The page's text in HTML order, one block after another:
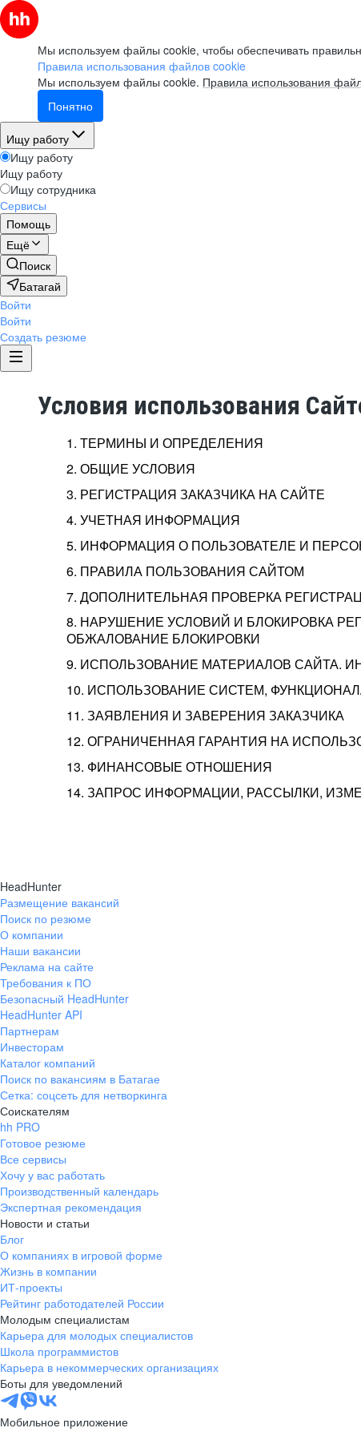
Мы используем файлы cookie, чтобы обеспечивать
Правила использования файлов cookie
Мы используем файлы cookie. Правила использования
Понятно
Ищу работу
Ищу работу
Ищу работу
Ищу сотрудника
Сервисы
Помощь
Ещё
Поиск
Батагай
Войти
Войти
Создать резюме
Условия использования
1. ТЕРМИНЫ И ОПРЕДЕЛЕНИЯ
2. ОБЩИЕ УСЛОВИЯ
3. РЕГИСТРАЦИЯ ЗАКАЗЧИКА НА САЙТЕ
4. УЧЕТНАЯ ИНФОРМАЦИЯ
5. ИНФОРМАЦИЯ О ПОЛЬЗОВАТЕЛЕ И
6. ПРАВИЛА ПОЛЬЗОВАНИЯ САЙТОМ
7. ДОПОЛНИТЕЛЬНАЯ ПРОВЕРКА
8. НАРУШЕНИЕ УСЛОВИЙ И БЛОКИРОВКА
ОБЖАЛОВАНИЕ БЛОКИРОВКИ
9. ИСПОЛЬЗОВАНИЕ МАТЕРИАЛОВ САЙТА.
10. ИСПОЛЬЗОВАНИЕ СИСТЕМ,
11. ЗАЯВЛЕНИЯ И ЗАВЕРЕНИЯ ЗАКАЗЧИКА
12. ОГРАНИЧЕННАЯ ГАРАНТИЯ НА
13. ФИНАНСОВЫЕ ОТНОШЕНИЯ
14. ЗАПРОС ИНФОРМАЦИИ, РАССЫЛКИ,
HeadHunter
Размещение вакансий
Поиск по резюме
О компании
Наши вакансии
Реклама на сайте
Требования к ПО
Безопасный HeadHunter
HeadHunter API
Партнерам
Инвесторам
Каталог компаний
Поиск по вакансиям в Батагае
Сетка: соцсеть для нетворкинга
Соискателям
hh PRO
Готовое резюме
Все сервисы
Хочу у вас работать
Производственный календарь
Экспертная рекомендация
Новости и статьи
Блог
О компаниях в игровой форме
Жизнь в компании
ИТ-проекты
Рейтинг работодателей России
Молодым специалистам
Карьера для молодых специалистов
Школа программистов
Карьера в некоммерческих организациях
Боты для уведомлений
Мобильное приложение